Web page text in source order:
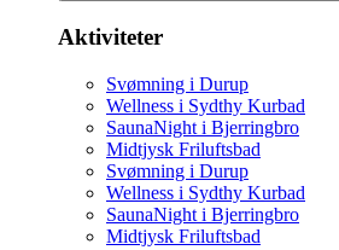
Aktiviteter
Svømning i Durup
Wellness i Sydthy Kurbad
SaunaNight i Bjerringbro
Midtjysk Friluftsbad
Svømning i Durup
Wellness i Sydthy Kurbad
SaunaNight i Bjerringbro
Midtjysk Friluftsbad